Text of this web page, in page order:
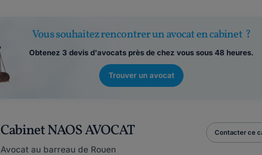
Vous souhaitez rencontrer un avocat en cabinet ?
Obtenez 3 devis d'avocats près de chez vous sous 48 heures.
Trouver un avocat
Cabinet NAOS AVOCAT
Avocat au barreau de Rouen
Contacter ce